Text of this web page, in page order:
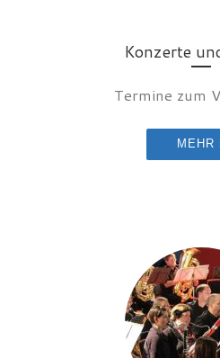
Konzerte
Termine zum
MEHR